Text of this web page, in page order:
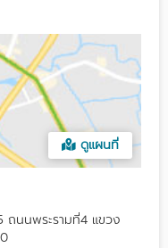
ดูแผนที่
ถนนพระรามที่4 แขวง